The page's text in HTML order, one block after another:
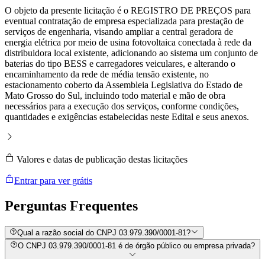
O objeto da presente licitação é o REGISTRO DE PREÇOS para
eventual contratação de empresa especializada para prestação de
serviços de engenharia, visando ampliar a central geradora de
energia elétrica por meio de usina fotovoltaica conectada à rede da
distribuidora local existente, adicionando ao sistema um conjunto de
baterias do tipo BESS e carregadores veiculares, e alterando o
encaminhamento da rede de média tensão existente, no
estacionamento coberto da Assembleia Legislativa do Estado de
Mato Grosso do Sul, incluindo todo material e mão de obra
necessários para a execução dos serviços, conforme condições,
quantidades e exigências estabelecidas neste Edital e seus anexos.
Valores e datas de publicação destas licitações
Entrar para ver grátis
Perguntas Frequentes
Qual a razão social do CNPJ 03.979.390/0001-81?
O CNPJ 03.979.390/0001-81 é de órgão público ou empresa privada?